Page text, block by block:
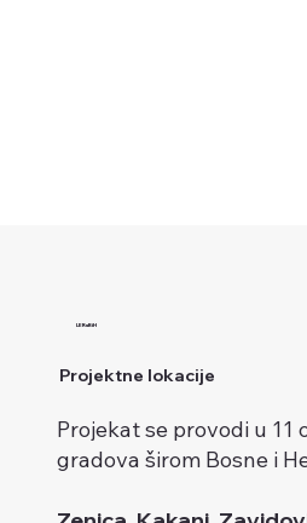
LERuBiH
Projektne lokacije
Projekat se provodi u 11
gradova širom Bosne i